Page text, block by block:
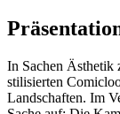
In Sachen Ästhetik
stilisierten
Landschaften. Im